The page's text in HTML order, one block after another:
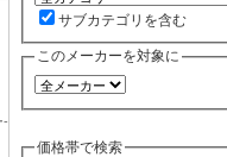
-
サブカテゴリを含む
このメーカーを対象に
価格帯で検索